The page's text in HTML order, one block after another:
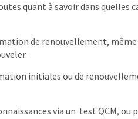
quant à savoir dans quelles
de renouvellement, même
initiales ou de
via un test QCM, ou